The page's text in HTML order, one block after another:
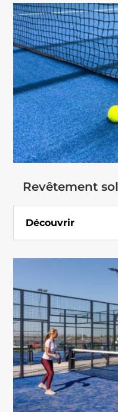
Revêtement sol
Découvrir